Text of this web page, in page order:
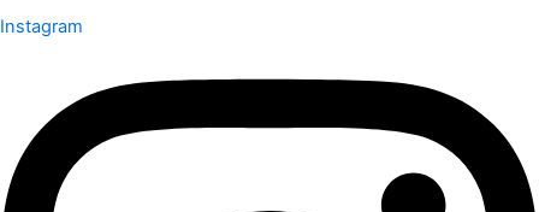
Instagram